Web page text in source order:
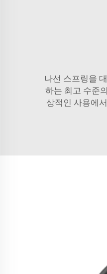
나선 스프링을
하는 최고 수준
상적인 사용에